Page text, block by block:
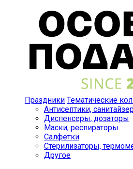
Праздники Тематические
Антисептики,
Диспенсеры, дозаторы
Маски, респираторы
Салфетки
Стерилизаторы,
Другое